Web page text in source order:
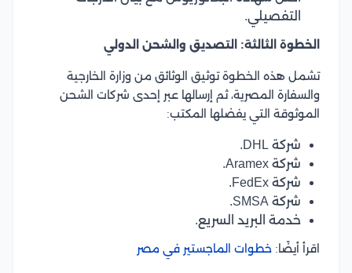
التفصيلي.
الخطوة الثالثة: التصديق والشحن الدولي
تشمل هذه الخطوة توثيق الوثائق من وزارة الخارجية
والسفارة المصرية، ثم إرسالها عبر إحدى شركات الشحن
الموثوقة التي يفضلها المكتب:
شركة DHL.
شركة Aramex.
شركة FedEx.
شركة SMSA.
خدمة البريد السريع.
اقرأ أيضًا: خطوات الماجستير في مصر